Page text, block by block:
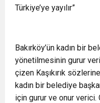
Türkiye’ye yayılır”
Bakırköy’ün kadın bir
yönetilmesinin gurur
çizen Kaşıkırık
kadın bir belediye
için gurur ve onur verici.